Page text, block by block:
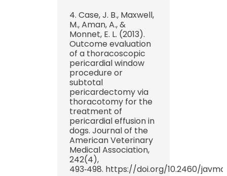
4. Case, J. B., Maxwell,
M., Aman, A., &
Monnet, E. L. (2013).
Outcome evaluation
of a thoracoscopic
pericardial window
procedure or
subtotal
pericardectomy via
thoracotomy for the
treatment of
pericardial effusion in
dogs. Journal of the
American Veterinary
Medical Association,
242(4),
493‑498. https://doi.org/10.2460/